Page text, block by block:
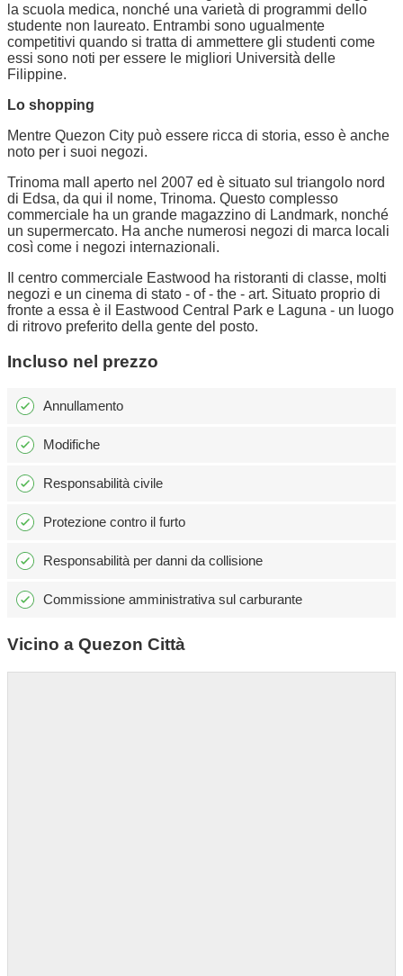
la scuola medica, nonché una varietà di programmi dello
studente non laureato. Entrambi sono ugualmente
competitivi quando si tratta di ammettere gli studenti come
essi sono noti per essere le migliori Università delle
Filippine.
Lo shopping
Mentre Quezon City può essere ricca di storia, esso è anche
noto per i suoi negozi.
Trinoma mall aperto nel 2007 ed è situato sul triangolo nord
di Edsa, da qui il nome, Trinoma. Questo complesso
commerciale ha un grande magazzino di Landmark, nonché
un supermercato. Ha anche numerosi negozi di marca locali
così come i negozi internazionali.
Il centro commerciale Eastwood ha ristoranti di classe, molti
negozi e un cinema di stato - of - the - art. Situato proprio di
fronte a essa è il Eastwood Central Park e Laguna - un luogo
di ritrovo preferito della gente del posto.
Incluso nel prezzo
Annullamento
Modifiche
Responsabilità civile
Protezione contro il furto
Responsabilità per danni da collisione
Commissione amministrativa sul carburante
Vicino a Quezon Città